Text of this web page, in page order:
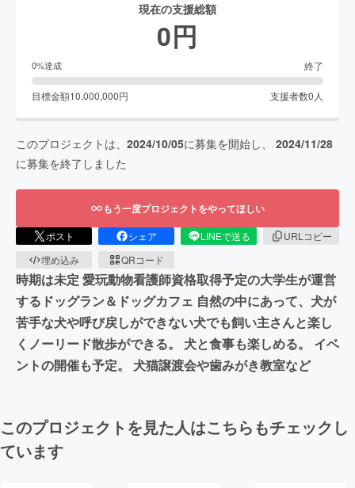
現在の支援総額
0円
0%達成 終了
目標金額10,000,000円 支援者数0 人
このプロジェクトは、 2024/10/05に募集を開始し、 2024/11/28
に募集を終了しました
もう一度プロジェクトをやってほしい
ポスト シェア LINEで送る
URLコピー
埋め込み
QRコード
時期は未定 愛玩動物看護師資格取得予定の大学生が運営
するドッグラン＆ドッグカフェ 自然の中にあって、犬が
苦手な犬や呼び戻しができない犬でも飼い主さんと楽し
くノーリード散歩ができる。 犬と食事も楽しめる。 イベ
ントの開催も予定。 犬猫譲渡会や歯みがき教室など
このプロジェクトを見た人はこちらもチェックし
ています